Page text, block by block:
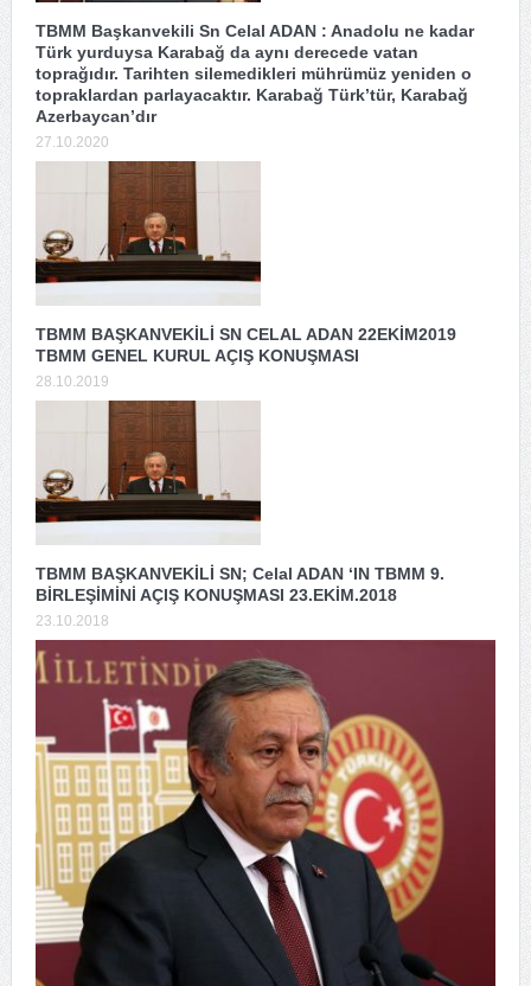
TBMM Başkanvekili Sn Celal ADAN : Anadolu ne kadar
Türk yurduysa Karabağ da aynı derecede vatan
toprağıdır. Tarihten silemedikleri mührümüz yeniden o
topraklardan parlayacaktır. Karabağ Türk’tür, Karabağ
Azerbaycan’dır
27.10.2020
TBMM BAŞKANVEKİLİ SN CELAL ADAN 22EKİM2019
TBMM GENEL KURUL AÇIŞ KONUŞMASI
28.10.2019
TBMM BAŞKANVEKİLİ SN; Celal ADAN ‘IN TBMM 9.
BİRLEŞİMİNİ AÇIŞ KONUŞMASI 23.EKİM.2018
23.10.2018